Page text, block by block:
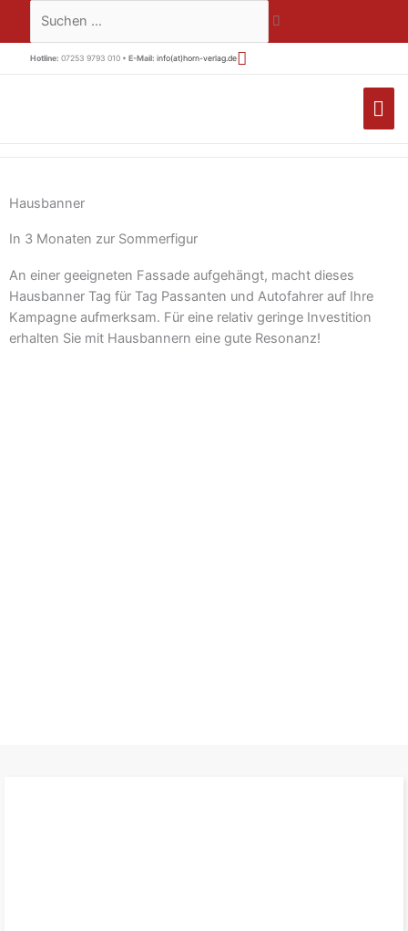
springen
Suchen …
Hotline: 07253 9793 010 • E-Mail: info(at)horn-verlag.de
Hausbanner
In 3 Monaten zur Sommerfigur
An einer geeigneten Fassade aufgehängt, macht dieses
Hausbanner Tag für Tag Passanten und Autofahrer auf Ihre
Kampagne aufmerksam. Für eine relativ geringe Investition
erhalten Sie mit Hausbannern eine gute Resonanz!